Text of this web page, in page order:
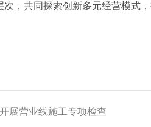
，共同探索创新多元经营模式
展营业线施工专项检查